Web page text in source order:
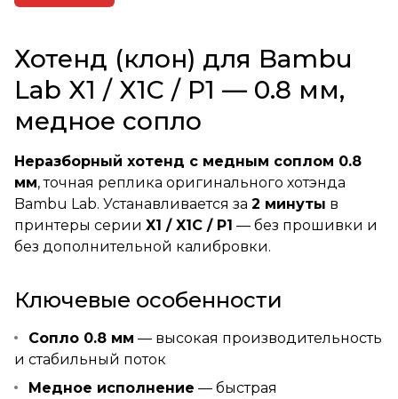
Хотенд (клон) для Bambu
Lab X1 / X1C / P1 — 0.8 мм,
медное сопло
Неразборный хотенд с медным соплом 0.8
мм, точная реплика оригинального хотэнда
Bambu Lab. Устанавливается за 2 минуты в
принтеры серии X1 / X1C / P1 — без прошивки и
без дополнительной калибровки.
Ключевые особенности
Сопло 0.8 мм — высокая производительность
и стабильный поток
Медное исполнение — быстрая